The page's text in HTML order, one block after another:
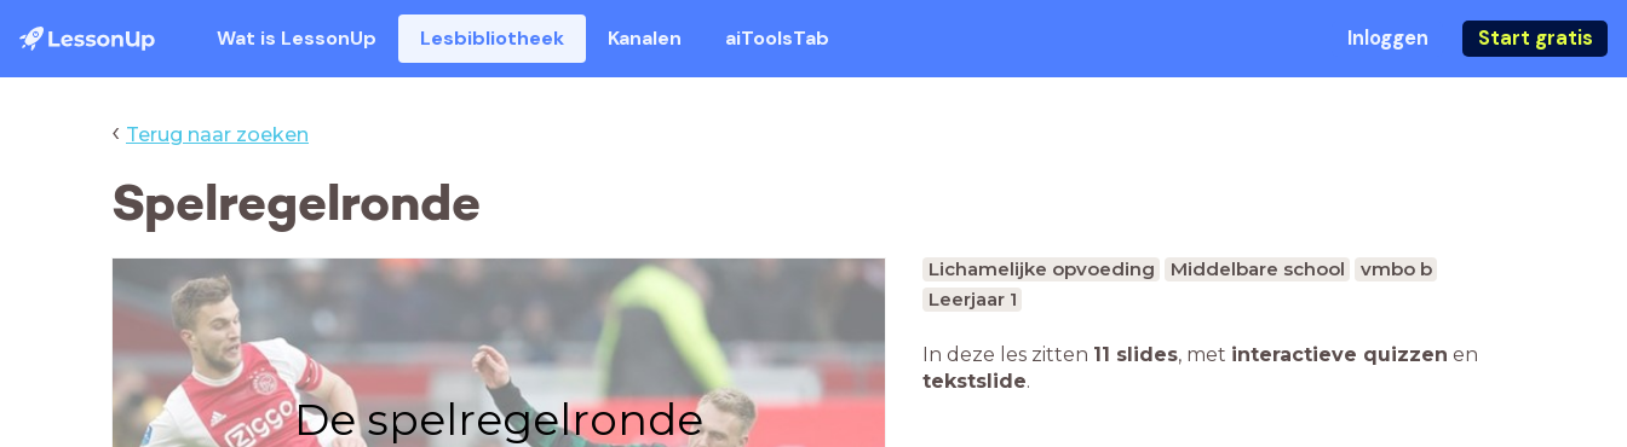
Wat is LessonUp Lesbibliotheek Kanalen aiToolsTab Inloggen Start gratis
‹ Terug naar zoeken
Spelregelronde
De spelregelronde
Lichamelijke opvoeding Middelbare school
vmbo b
Leerjaar 1
In deze les zitten 11 slides, met interactieve quizzen en
tekstslide.